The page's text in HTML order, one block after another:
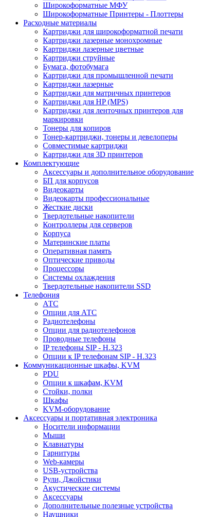
Широкоформатные МФУ
Широкоформатные Принтеры - Плоттеры
Расходные материалы
Картриджи для широкоформатной печати
Картриджи лазерные монохромные
Картриджи лазерные цветные
Картриджи струйные
Бумага, фотобумага
Картриджи для промышленной печати
Картриджи лазерные
Картриджи для матричных принтеров
Картриджи для HP (MPS)
Картриджи для ленточных принтеров для
маркировки
Тонеры для копиров
Тонер-картриджи, тонеры и девелоперы
Совместимые картриджи
Картриджи для 3D принтеров
Комплектующие
Аксессуары и дополнительное оборудование
БП для корпусов
Видеокарты
Видеокарты профессиональные
Жесткие диски
Твердотельные накопители
Контроллеры для серверов
Корпуса
Материнские платы
Оперативная память
Оптические приводы
Процессоры
Системы охлаждения
Твердотельные накопители SSD
Телефония
АТС
Опции для АТС
Радиотелефоны
Опции для радиотелефонов
Проводные телефоны
IP телефоны SIP - H.323
Опции к IP телефонам SIP - H.323
Коммуникационные шкафы, KVM
PDU
Опции к шкафам, KVM
Стойки, полки
Шкафы
KVM-оборудование
Аксессуары и портативная электроника
Носители информации
Мыши
Клавиатуры
Гарнитуры
Web-камеры
USB-устройства
Рули, Джойстики
Акустические системы
Аксессуары
Дополнительные полезные устройства
Наушники